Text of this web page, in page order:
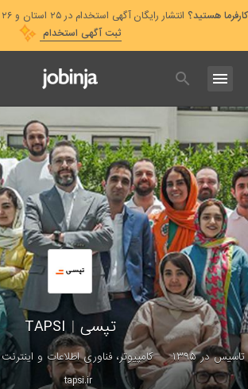
کارفرما هستید؟ انتشار رایگان آگهی استخدام در ۲۵ استان و ۲۶ دسته‌بندی شغلی
ثبت آگهی استخدام
تپسی |
TAPSI
تاسیس در ۱۳۹۵ کامپیوتر، فناوری اطلاعات و اینترنت
tapsi.ir